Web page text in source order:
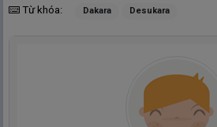
Từ khóa: Dakara Desukara